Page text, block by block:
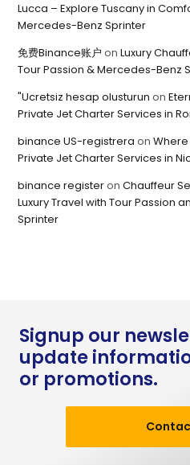
Lucca – Explore Tuscany in
Mercedes-Benz Sprinter
免费Binance账户 onLuxury
Tour Passion & Mercedes-Benz
"Ucretsiz hesap olusturun on
Private Jet Charter Services in
binance US-registrera onWhere
Private Jet Charter Services in
binance registeronChauffeur
Luxury Travel with Tour Passion
Sprinter
Signup our
update
or promotions.